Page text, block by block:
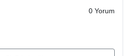
0 Yorum